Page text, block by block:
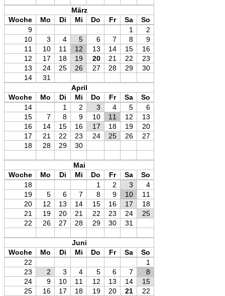
März
Woche
Mo Di Mi Do Fr Sa
So
9
1
2
10
3 4 5 6 7 8
9
11
10 11 12 13 14 15
16
12
17 18 19 20 21 22
23
13
24 25 26 27 28 29
30
14
31
April
Woche
Mo Di Mi Do Fr Sa
So
14
1 2 3 4 5
6
15
7 8 9 10 11 12
13
16
14 15 16 17 18 19
20
17
21 22 23 24 25 26
27
18
28 29 30
Mai
Woche
Mo Di Mi Do Fr Sa
So
18
1 2 3
4
19
5 6 7 8 9 10
11
20
12 13 14 15 16 17
18
21
19 20 21 22 23 24
25
22
26 27 28 29 30 31
Juni
Woche
Mo Di Mi Do Fr Sa
So
22
1
23
2 3 4 5 6 7
8
24
9 10 11 12 13 14
15
25
16 17 18 19 20 21
22